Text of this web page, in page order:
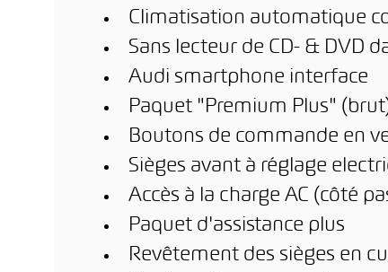
Climatisation automatique
Sans lecteur de CD- & DVD
Audi smartphone interface
Paquet "Premium Plus"
Boutons de commande en
Sièges avant à réglage
Accès à la charge AC (côté
Paquet d'assistance plus
Revêtement des sièges en